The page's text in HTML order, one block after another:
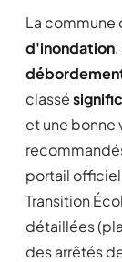
La commune
d'inondation
classé
et une
portail officiel
Transition
détaillées
des arrêtés